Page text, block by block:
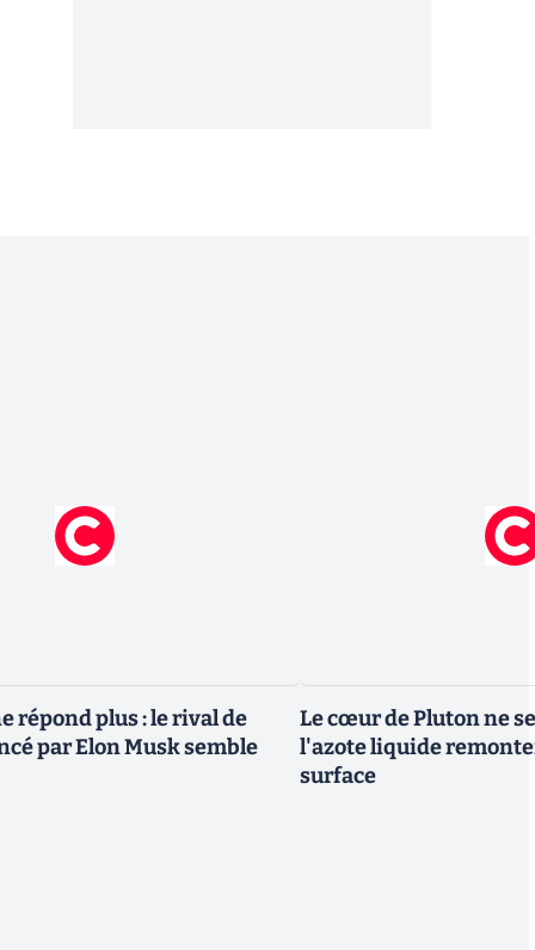
répond plus : le rival de
par Elon Musk semble
Le cœur de Pluton ne
l'azote liquide
surface